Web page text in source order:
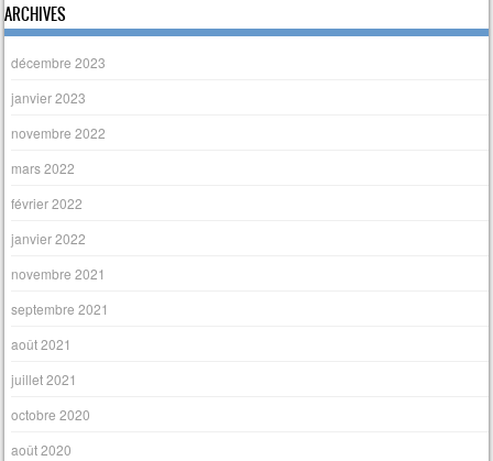
ARCHIVES
décembre 2023
janvier 2023
novembre 2022
mars 2022
février 2022
janvier 2022
novembre 2021
septembre 2021
août 2021
juillet 2021
octobre 2020
août 2020